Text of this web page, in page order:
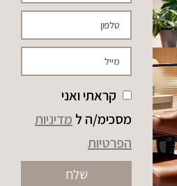
קראתי ואני
מסכימ/ה ל מדיניות
הפרטיות
שלח